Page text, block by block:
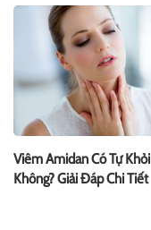
Viêm Amidan Có Tự Khỏi
Không? Giải Đáp Chi Tiết